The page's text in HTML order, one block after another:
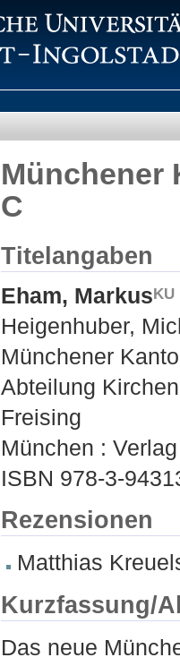
Münchener
C
Titelangaben
Eham, Markus
Heigenhuber,
Münchener
Abteilung
Freising
München :
ISBN 978-3-
Rezensionen
Matthias
Kurzfassung/
Das neue